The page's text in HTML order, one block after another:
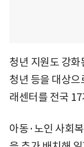
청년 지원도 강
청년 등을 대상으
래센터를 전국
아동·노인 사회